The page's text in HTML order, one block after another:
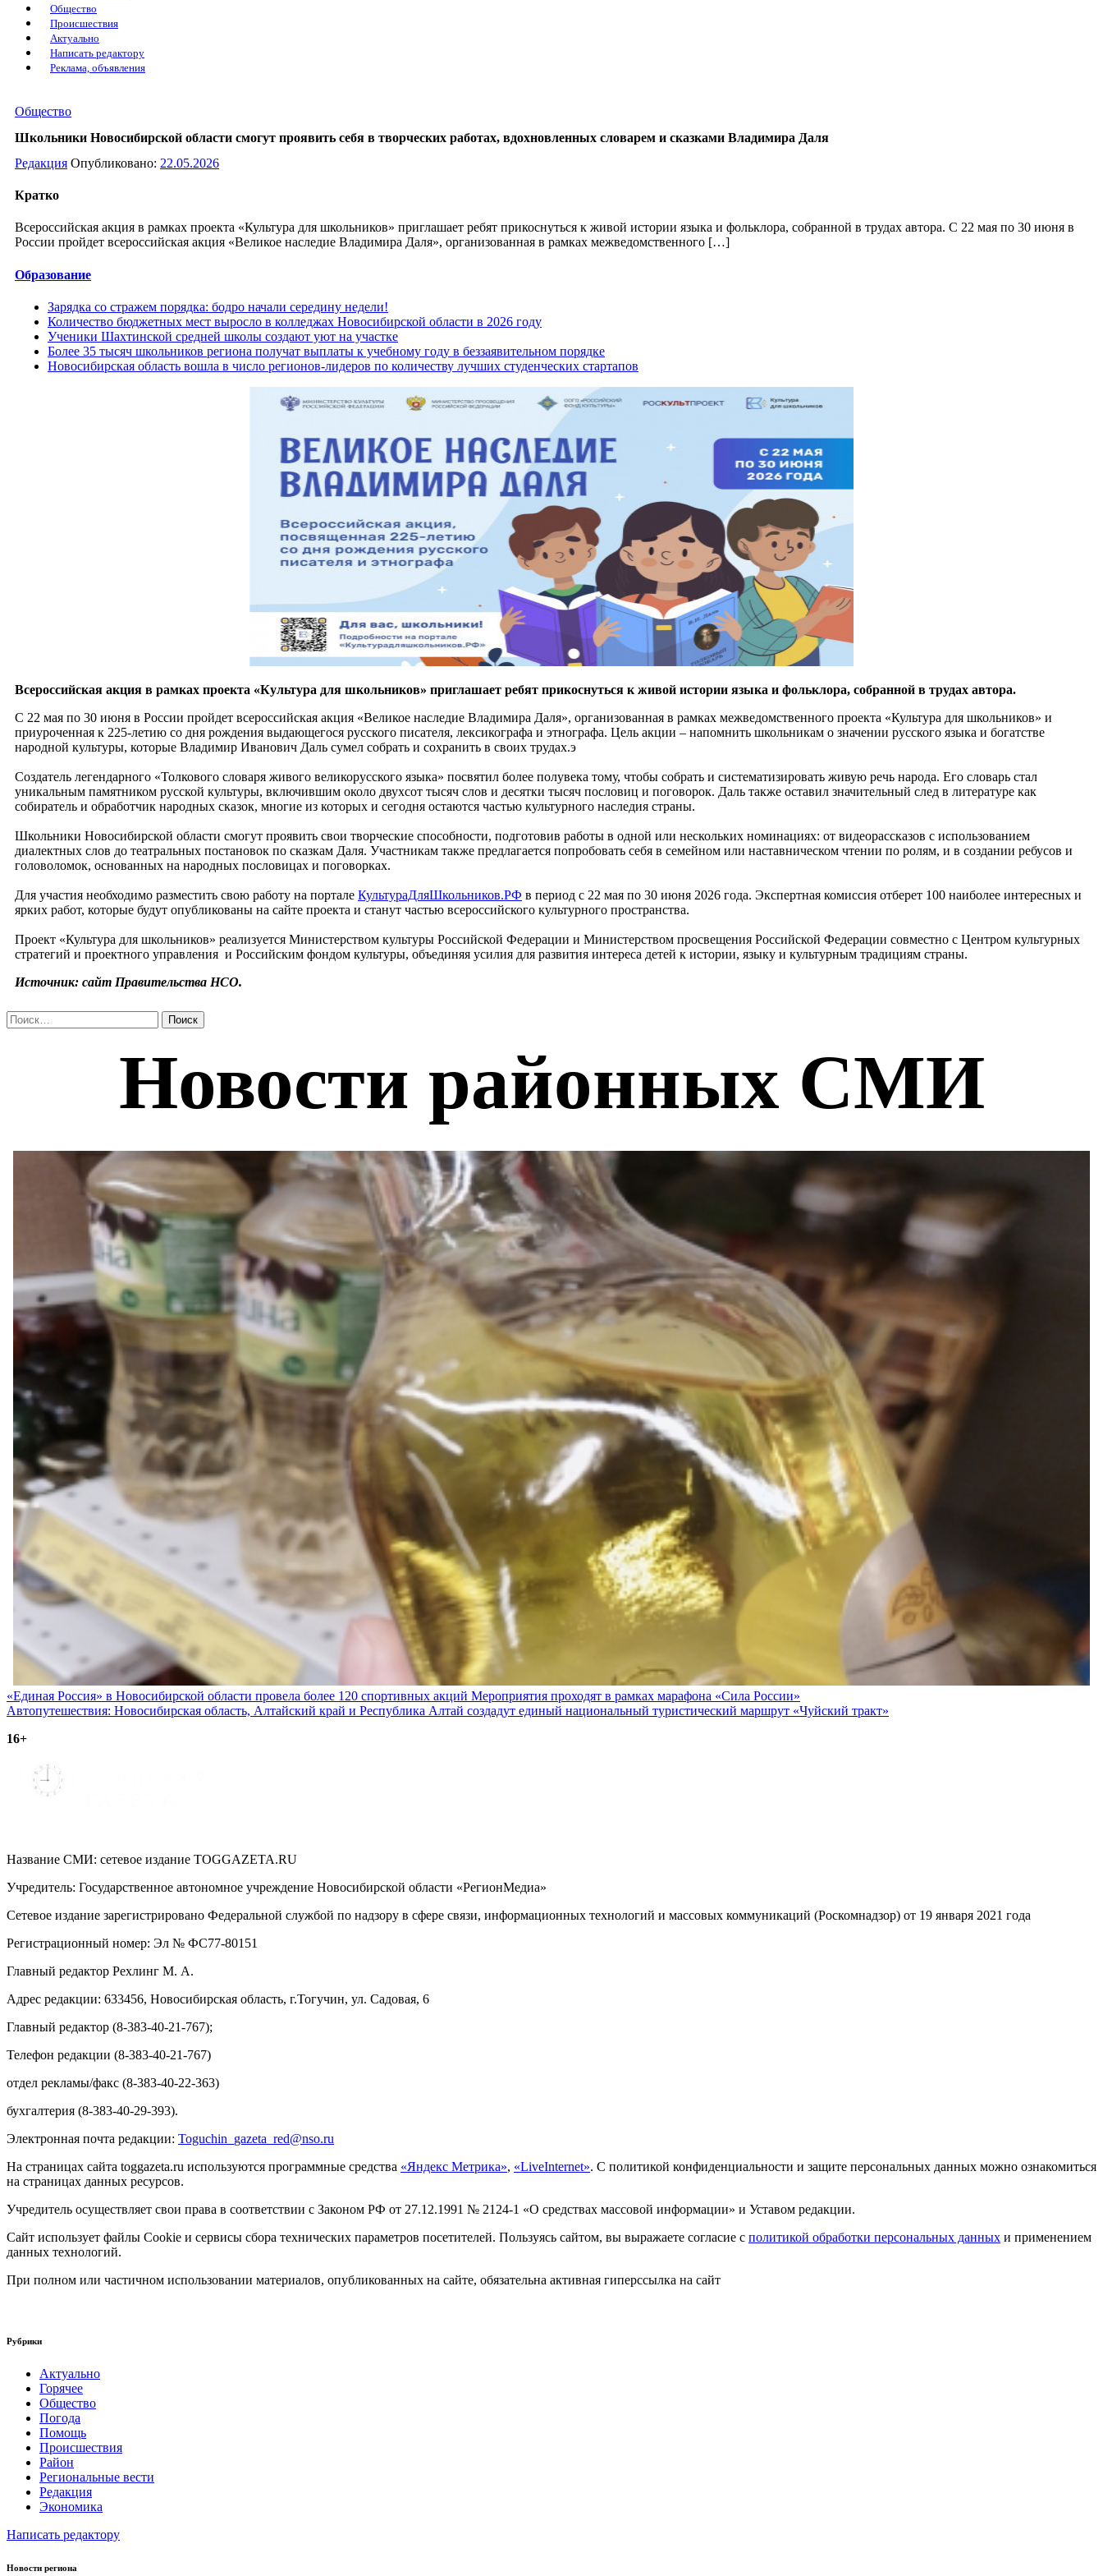
Общество
Происшествия
Актуально
Написать редактору
Реклама, объявления
Общество
Школьники Новосибирской области смогут проявить себя в творческих работах, вдохновленных словарем и сказками Владимира Даля
Редакция Опубликовано: 22.05.2026
Кратко
Всероссийская акция в рамках проекта «Культура для школьников» приглашает ребят прикоснуться к живой истории языка и фольклора, собранной в трудах автора. С 22 мая по 30 июня в
России пройдет всероссийская акция «Великое наследие Владимира Даля», организованная в рамках межведомственного […]
Образование
Зарядка со стражем порядка: бодро начали середину недели!
Количество бюджетных мест выросло в колледжах Новосибирской области в 2026 году
Ученики Шахтинской средней школы создают уют на участке
Более 35 тысяч школьников региона получат выплаты к учебному году в беззаявительном порядке
Новосибирская область вошла в число регионов-лидеров по количеству лучших студенческих стартапов
Всероссийская акция в рамках проекта «Культура для школьников» приглашает ребят прикоснуться к живой истории языка и фольклора, собранной в трудах автора.
С 22 мая по 30 июня в России пройдет всероссийская акция «Великое наследие Владимира Даля», организованная в рамках межведомственного проекта «Культура для школьников» и
приуроченная к 225-летию со дня рождения выдающегося русского писателя, лексикографа и этнографа. Цель акции – напомнить школьникам о значении русского языка и богатстве
народной культуры, которые Владимир Иванович Даль сумел собрать и сохранить в своих трудах.э
Создатель легендарного «Толкового словаря живого великорусского языка» посвятил более полувека тому, чтобы собрать и систематизировать живую речь народа. Его словарь стал
уникальным памятником русской культуры, включившим около двухсот тысяч слов и десятки тысяч пословиц и поговорок. Даль также оставил значительный след в литературе как
собиратель и обработчик народных сказок, многие из которых и сегодня остаются частью культурного наследия страны.
Школьники Новосибирской области смогут проявить свои творческие способности, подготовив работы в одной или нескольких номинациях: от видеорассказов с использованием
диалектных слов до театральных постановок по сказкам Даля. Участникам также предлагается попробовать себя в семейном или наставническом чтении по ролям, и в создании ребусов и
головоломок, основанных на народных пословицах и поговорках.
Для участия необходимо разместить свою работу на портале КультураДляШкольников.РФ в период с 22 мая по 30 июня 2026 года. Экспертная комиссия отберет 100 наиболее интересных и
ярких работ, которые будут опубликованы на сайте проекта и станут частью всероссийского культурного пространства.
Проект «Культура для школьников» реализуется Министерством культуры Российской Федерации и Министерством просвещения Российской Федерации совместно с Центром культурных
стратегий и проектного управления и Российским фондом культуры, объединяя усилия для развития интереса детей к истории, языку и культурным традициям страны.
Источник: сайт Правительства НСО.
Найти:
Навигация
по
записям
«Единая Россия» в Новосибирской области провела более 120 спортивных акций Мероприятия проходят в рамках марафона «Сила России»
Автопутешествия: Новосибирская область, Алтайский край и Республика Алтай создадут единый национальный туристический маршрут «Чуйский тракт»
16+
Название СМИ: cетевое издание TOGGAZETA.RU
Учредитель: Государственное автономное учреждение Новосибирской области «РегионМедиа»
Сетевое издание зарегистрировано Федеральной службой по надзору в сфере связи, информационных технологий и массовых коммуникаций (Роскомнадзор) от 19 января 2021 года
Регистрационный номер: Эл № ФС77-80151
Главный редактор Рехлинг М. А.
Адрес редакции: 633456, Новосибирская область, г.Тогучин, ул. Садовая, 6
Главный редактор (8-383-40-21-767);
Телефон редакции (8-383-40-21-767)
отдел рекламы/факс (8-383-40-22-363)
бухгалтерия (8-383-40-29-393).
Электронная почта редакции: Toguchin gazeta red@nso.ru
На страницах сайта toggazeta.ru используются программные средства «Яндекс Метрика», «LiveInternet». С политикой конфиденциальности и защите персональных данных можно ознакомиться
на страницах данных ресурсов.
Учредитель осуществляет свои права в соответствии с Законом РФ от 27.12.1991 № 2124-1 «О средствах массовой информации» и Уставом редакции.
Сайт использует файлы Cookie и сервисы сбора технических параметров посетителей. Пользуясь сайтом, вы выражаете согласие с политикой обработки персональных данных и применением
данных технологий.
При полном или частичном использовании материалов, опубликованных на сайте, обязательна активная гиперссылка на сайт
Рубрики
Актуально
Горячее
Общество
Погода
Помощь
Происшествия
Район
Региональные вести
Редакция
Экономика
Написать редактору
Новости региона